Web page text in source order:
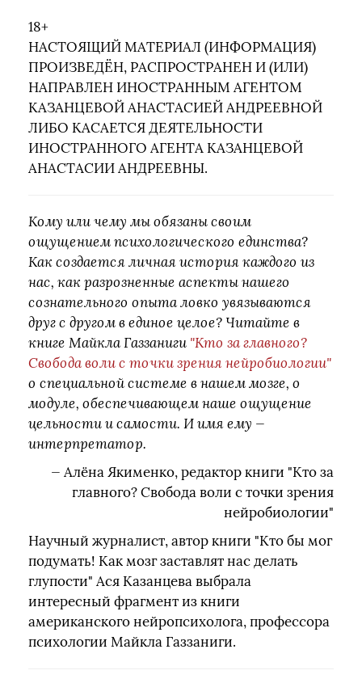
18+
НАСТОЯЩИЙ МАТЕРИАЛ (ИНФОРМАЦИЯ)
ПРОИЗВЕДЁН, РАСПРОСТРАНЕН И (ИЛИ)
НАПРАВЛЕН ИНОСТРАННЫМ АГЕНТОМ
КАЗАНЦЕВОЙ АНАСТАСИЕЙ АНДРЕЕВНОЙ
ЛИБО КАСАЕТСЯ ДЕЯТЕЛЬНОСТИ
ИНОСТРАННОГО АГЕНТА КАЗАНЦЕВОЙ
АНАСТАСИИ АНДРЕЕВНЫ.
Кому или чему мы обязаны своим
ощущением психологического единства?
Как создается личная история каждого из
нас, как разрозненные аспекты нашего
сознательного опыта ловко увязываются
друг с другом в единое целое? Читайте в
книге Майкла Газзаниги "Кто за главного?
Свобода воли с точки зрения нейробиологии"
о специальной системе в нашем мозге, о
модуле, обеспечивающем наше ощущение
цельности и самости. И имя ему —
интерпретатор.
— Алёна Якименко, редактор книги "Кто за
главного? Свобода воли с точки зрения
нейробиологии"
Научный журналист, автор книги "Кто бы мог
подумать! Как мозг заставлят нас делать
глупости" Ася Казанцева выбрала
интересный фрагмент из книги
американского нейропсихолога, профессора
психологии Майкла Газзаниги.